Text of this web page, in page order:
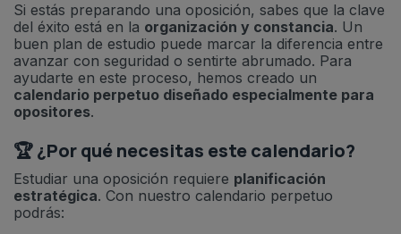
Si estás preparando una oposición, sabes que la clave
del éxito está en la organización y constancia. Un
buen plan de estudio puede marcar la diferencia entre
avanzar con seguridad o sentirte abrumado. Para
ayudarte en este proceso, hemos creado un
calendario perpetuo diseñado especialmente para
opositores.
🏆 ¿Por qué necesitas este calendario?
Estudiar una oposición requiere planificación
estratégica. Con nuestro calendario perpetuo
podrás: